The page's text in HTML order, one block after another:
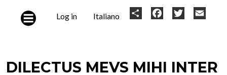
User
Log in Italiano Share FacebookTwitter
DILECTUS MEVS MIHI INTER